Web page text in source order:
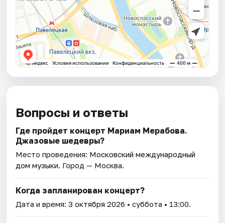
Вопросы и ответы
Где пройдет концерт Мариам Мерабова.
Джазовые шедевры?
Место проведения: Московский международный
дом музыки. Город — Москва.
Когда запланирован концерт?
Дата и время:3 октября 2026 • суббота • 13:00.